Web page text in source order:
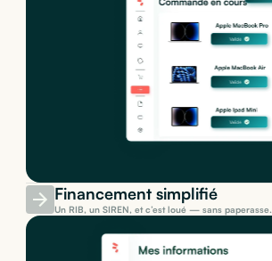
Financement simplifié
Un RIB, un SIREN, et c’est loué — sans paperasse.